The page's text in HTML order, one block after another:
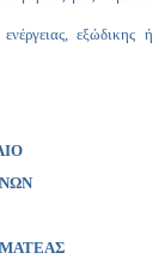
εξώδικης ή